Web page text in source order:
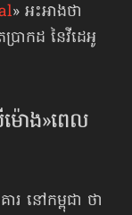
» អះអាងថា
រាកដ នៃវីដេអូ
ើម៉ោង»ពេល
រ នៅកម្ពុជា ថា